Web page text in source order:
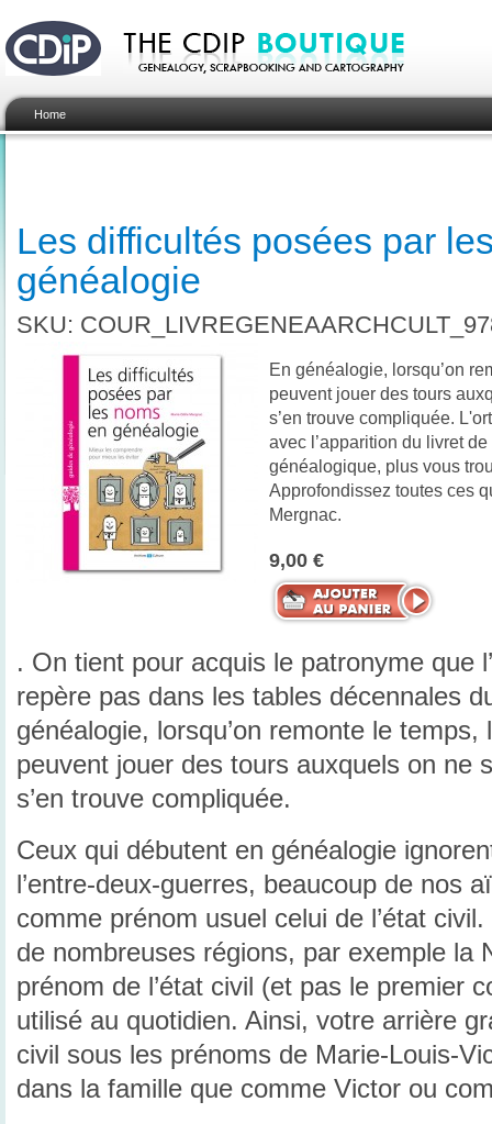
Home
Les difficultés posées par
généalogie
SKU:
En généalogie, lorsqu’on
peuvent jouer des tours
s’en trouve compliquée.
avec l’apparition du livret
généalogique, plus vous
Approfondissez toutes ces
Mergnac.
9,00 €
. On tient pour acquis le patronyme que
repère pas dans les tables décennales
généalogie, lorsqu’on remonte le
peuvent jouer des tours auxquels on ne
s’en trouve compliquée.
Ceux qui débutent en généalogie
l’entre-deux-guerres, beaucoup de nos
comme prénom usuel celui de l’état
de nombreuses régions, par exemple la
prénom de l’état civil (et pas le premier
utilisé au quotidien. Ainsi, votre arrière
civil sous les prénoms de Marie-Louis-
dans la famille que comme Victor ou